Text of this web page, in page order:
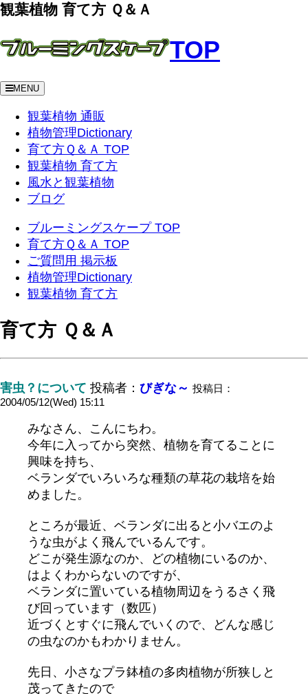
観葉植物 育て方 Ｑ＆Ａ
TOP
MENU
観葉植物 通販
植物管理Dictionary
育て方Ｑ＆Ａ TOP
観葉植物 育て方
風水と観葉植物
ブログ
ブルーミングスケープ TOP
育て方Ｑ＆Ａ TOP
ご質問用 掲示板
植物管理Dictionary
観葉植物 育て方
育て方 Ｑ＆Ａ
害虫？について 投稿者： びぎな～ 投稿日：
2004/05/12(Wed) 15:11
みなさん、こんにちわ。
今年に入ってから突然、植物を育てることに
興味を持ち、
ベランダでいろいろな種類の草花の栽培を始
めました。
ところが最近、ベランダに出ると小バエのよ
うな虫がよく飛んでいるんです。
どこが発生源なのか、どの植物にいるのか、
はよくわからないのですが、
ベランダに置いている植物周辺をうるさく飛
び回っています（数匹）
近づくとすぐに飛んでいくので、どんな感じ
の虫なのかもわかりません。
先日、小さなプラ鉢植の多肉植物が所狭しと
茂ってきたので